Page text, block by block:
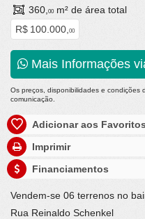
360, 00 m² de área total
R$ 100.000, 00
Mais Informações
Os preços, disponibilidades e condições
comunicação.
Adicionar aos Favoritos
Imprimir
Financiamentos
Vendem-se 06 terrenos no
Rua Reinaldo Schenkel